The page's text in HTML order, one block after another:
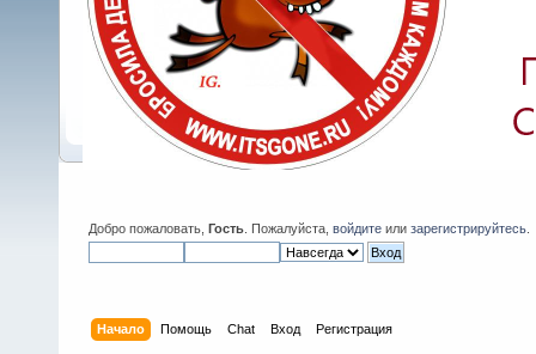
Добро пожаловать, Гость . Пожалуйста, войдите или зарегистрируйтесь
Начало Помощь Chat Вход Регистрация
жервопринос​ить ещё не
(10:37:16) Scarface:
(10:37:53) Scarface: Блин, и
(12:16:47) RR: Ну а есть ли
пропадать.